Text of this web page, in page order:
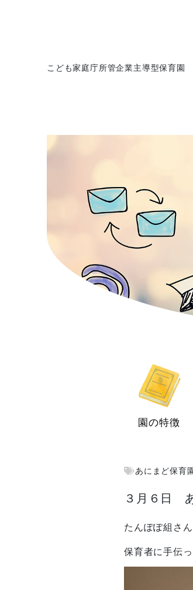
こども家庭庁所管企業主導型保育園
園の特徴
あにまど保育
３月６日
たんぽぽ組さ
保育者に手伝